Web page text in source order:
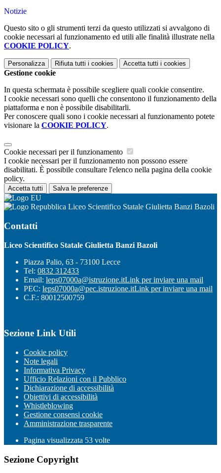
Notizie
Questo sito o gli strumenti terzi da questo utilizzati si avvalgono di
cookie necessari al funzionamento ed utili alle finalità illustrate nella
COOKIE POLICY.
Personalizza Rifiuta tutti i cookies Accetta tutti i cookies
Gestione cookie
In questa schermata è possibile scegliere quali cookie consentire.
I cookie necessari sono quelli che consentono il funzionamento della
piattaforma e non è possibile disabilitarli.
Per conoscere quali sono i cookie necessari al funzionamento potete
visionare la COOKIE POLICY.
Cookie necessari per il funzionamento
I cookie necessari per il funzionamento non possono essere
disabilitati. È possibile consultare l'elenco nella pagina della cookie
policy.
Accetta tutti Salva le preferenze
Liceo Scientifico Statale Giulietta Banzi Bazoli
Contatti
Liceo Scientifico Statale Giulietta Banzi Bazoli
Piazza Palio, 63 - 73100 Lecce
Tel: 0832 312433
Email: leps07000a@istruzione.itLink per inviare una mail
PEC: leps07000a@pec.istruzione.itLink per inviare una mail
C.F.: 80012500759
Sezione Link Utili
Cookie policy
Note legali
Informativa Privacy
Ufficio Relazioni con il Pubblico
Dichiarazione di accessibilità
Obiettivi di accessibilità
Whistleblowing
Gestione consensi cookie
Amministrazione trasparente
Pagina visualizzata 53 volte
Sezione Copyright